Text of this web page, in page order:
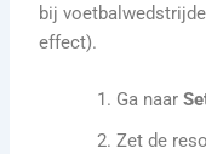
bij
effect).
Ga naar
Zet de